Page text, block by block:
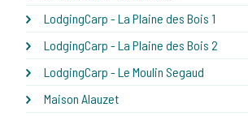
LodgingCarp - La Plaine des Bois 1
LodgingCarp - La Plaine des Bois 2
LodgingCarp - Le Moulin Segaud
Maison Alauzet